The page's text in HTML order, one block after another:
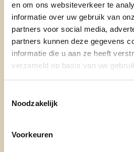
en om ons websiteverkeer te
informatie over uw gebruik van
partners voor social media,
partners kunnen deze gegevens
informatie die u aan ze heeft
verzameld op basis van uw
Noodzakelijk
Voorkeuren
Jo is bij velen gekend als ‘de
, maar ze is zoveel meer
Gepensioneerd
actief in diverse verenigingen
en dynamisch. Jo spreekt